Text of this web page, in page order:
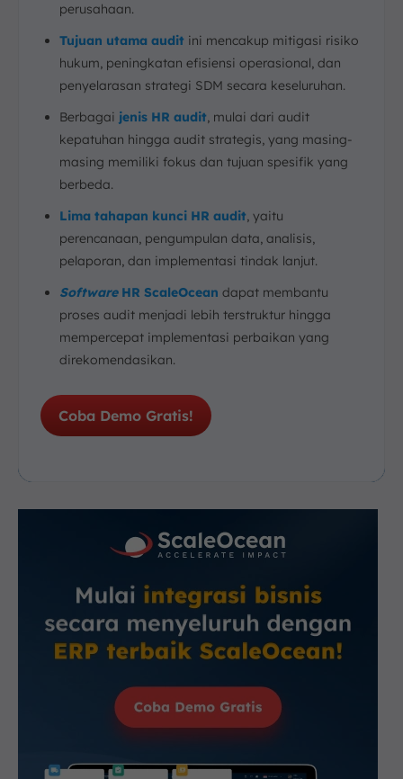
perusahaan.
Tujuan utama audit ini mencakup mitigasi risiko
hukum, peningkatan efisiensi operasional, dan
penyelarasan strategi SDM secara keseluruhan.
Berbagai jenis HR audit, mulai dari audit
kepatuhan hingga audit strategis, yang masing-
masing memiliki fokus dan tujuan spesifik yang
berbeda.
Lima tahapan kunci HR audit, yaitu
perencanaan, pengumpulan data, analisis,
pelaporan, dan implementasi tindak lanjut.
Software HR ScaleOcean dapat membantu
proses audit menjadi lebih terstruktur hingga
mempercepat implementasi perbaikan yang
direkomendasikan.
Coba Demo Gratis!